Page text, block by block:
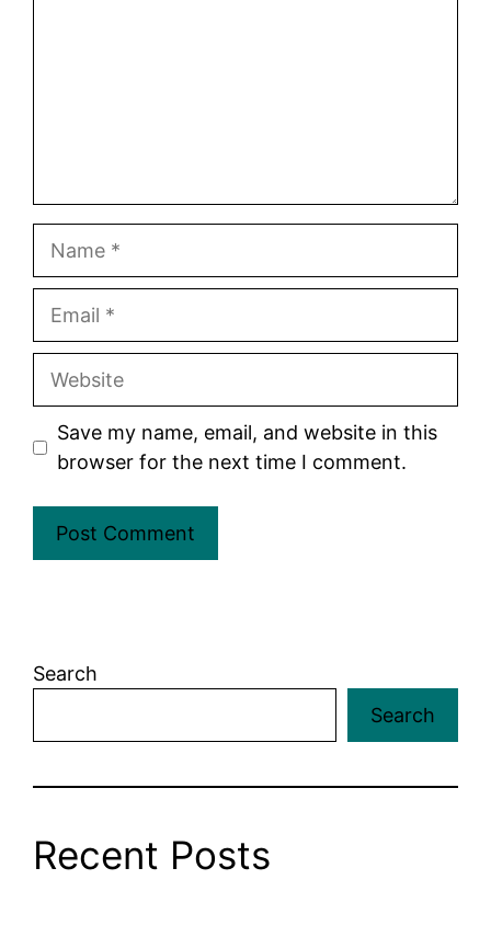
Name
Email
Website
Save my name, email, and website in this
browser for the next time I comment.
Search
Search
Recent Posts